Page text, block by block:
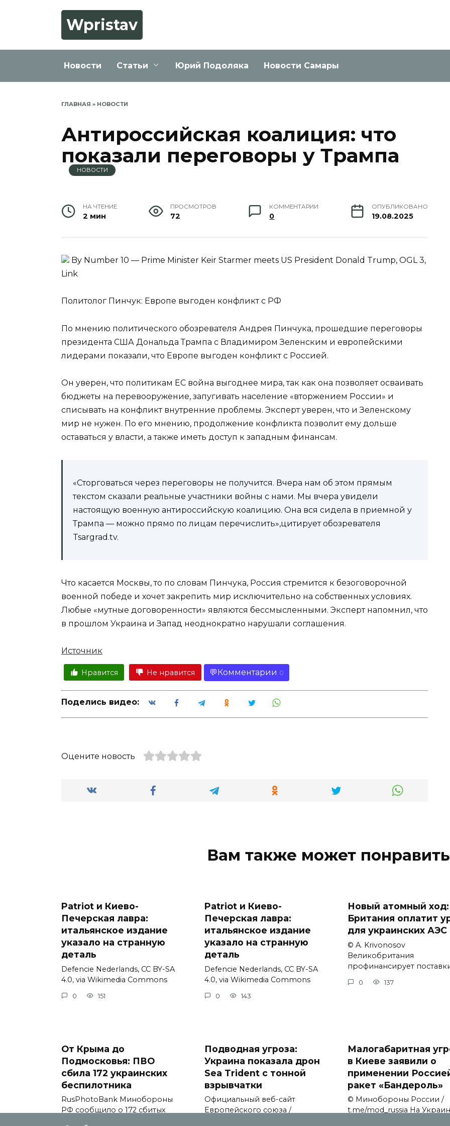
Wpristav
Новости Статьи Юрий Подоляка Новости Самары
ГЛАВНАЯ » НОВОСТИ
Антироссийская коалиция: что
показали переговоры у Трампа
НОВОСТИ
НА ЧТЕНИЕ
2 мин
ПРОСМОТРОВ
72
КОММЕНТАРИИ
0
ОПУБЛИКОВАНО
19.08.2025
By Number 10 — Prime Minister Keir Starmer meets US President Donald Trump, OGL 3,
Link
Политолог Пинчук: Европе выгоден конфликт с РФ
По мнению политического обозревателя Андрея Пинчука, прошедшие переговоры
президента США Дональда Трампа с Владимиром Зеленским и европейскими
лидерами показали, что Европе выгоден конфликт с Россией.
Он уверен, что политикам ЕС война выгоднее мира, так как она позволяет осваивать
бюджеты на перевооружение, запугивать население «вторжением России» и
списывать на конфликт внутренние проблемы. Эксперт уверен, что и Зеленскому
мир не нужен. По его мнению, продолжение конфликта позволит ему дольше
оставаться у власти, а также иметь доступ к западным финансам.
«Сторговаться через переговоры не получится. Вчера нам об этом прямым
текстом сказали реальные участники войны с нами. Мы вчера увидели
настоящую военную антироссийскую коалицию. Она вся сидела в приемной у
Трампа — можно прямо по лицам перечислить»,цитирует обозревателя
Tsargrad.tv.
Что касается Москвы, то по словам Пинчука, Россия стремится к безоговорочной
военной победе и хочет закрепить мир исключительно на собственных условиях.
Любые «мутные договоренности» являются бессмысленными. Эксперт напомнил, что
в прошлом Украина и Запад неоднократно нарушали соглашения.
Источник
Нравится Не нравится Комментарии 0
Поделись видео:
Оцените новость
Вам также может
Patriot и Киево-
Печерская лавра:
итальянское издание
указало на странную
деталь
Defencie Nederlands, CC BY-SA
4.0, via Wikimedia Commons
0 151
Patriot и Киево-
Печерская лавра:
итальянское издание
указало на странную
деталь
Defencie Nederlands, CC BY-SA
4.0, via Wikimedia Commons
0 143
Новый атомный ход:
Британия оплатит
для украинских АЭС
© A. Krivonosov
Великобритания
профинансирует
0 137
От Крыма до
Подмосковья: ПВО
сбила 172 украинских
беспилотника
RusPhotoBank Минобороны
РФ сообщило о 172 сбитых
Подводная угроза:
Украина показала дрон
Sea Trident с тонной
взрывчатки
Официальный веб-сайт
Европейского союза /
Малогабаритная
в Киеве заявили о
применении
ракет «Бандероль»
© Минобороны России /
t.me/mod_russia На